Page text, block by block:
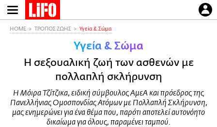
Παράκαμψη
προς
HOME ΤΡΟΠΟΣ ΖΩΗΣ Υγεία & Σώμα
Υγεία & Σώμα
Η σεξουαλική ζωή των ασθενών με
πολλαπλή σκλήρυνση
Η Μόιρα Τζίτζικα, ειδική σύμβουλος ΑμεΑ και πρόεδρος της
Πανελλήνιας Ομοσπονδίας Ατόμων με Πολλαπλή Σκλήρυνση,
μας ενημερώνει για ένα θέμα που, παρότι αποτελεί αυτονόητο
δικαίωμα για όλους, παραμένει ταμπού.